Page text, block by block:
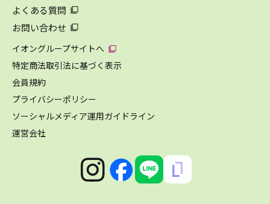
よくある質問
お問い合わせ
イオングループサイトへ
特定商法取引法に基づく表示
会員規約
プライバシーポリシー
ソーシャルメディア運用ガイドライン
運営会社